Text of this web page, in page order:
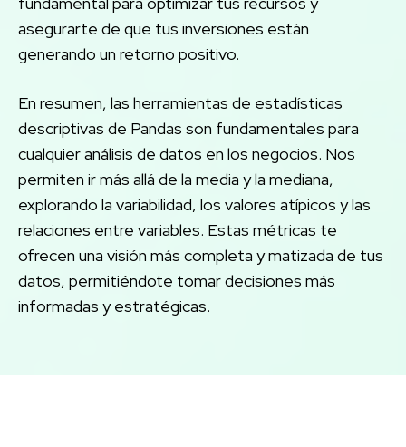
asegurarte de que tus inversiones están
generando un retorno positivo.
En resumen, las herramientas de estadísticas
descriptivas de Pandas son fundamentales para
cualquier análisis de datos en los negocios. Nos
permiten ir más allá de la media y la mediana,
explorando la variabilidad, los valores atípicos y las
relaciones entre variables. Estas métricas te
ofrecen una visión más completa y matizada de tus
datos, permitiéndote tomar decisiones más
informadas y estratégicas.